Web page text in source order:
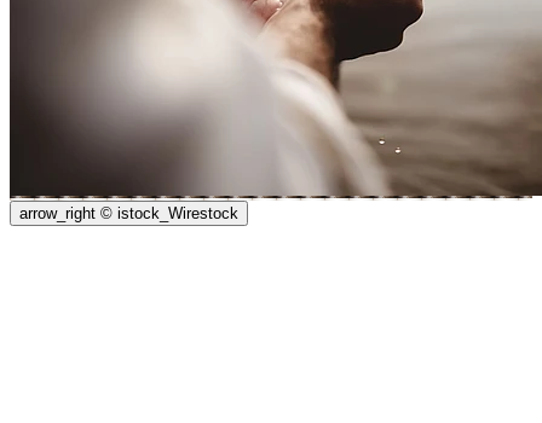
arrow_right © istock_Wirestock